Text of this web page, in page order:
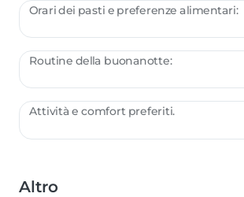
Orari dei pasti e preferenze alimentari:
Routine della buonanotte:
Attività e comfort preferiti.
Altro